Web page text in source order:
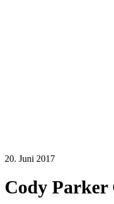
20. Juni 2017
Cody Parker